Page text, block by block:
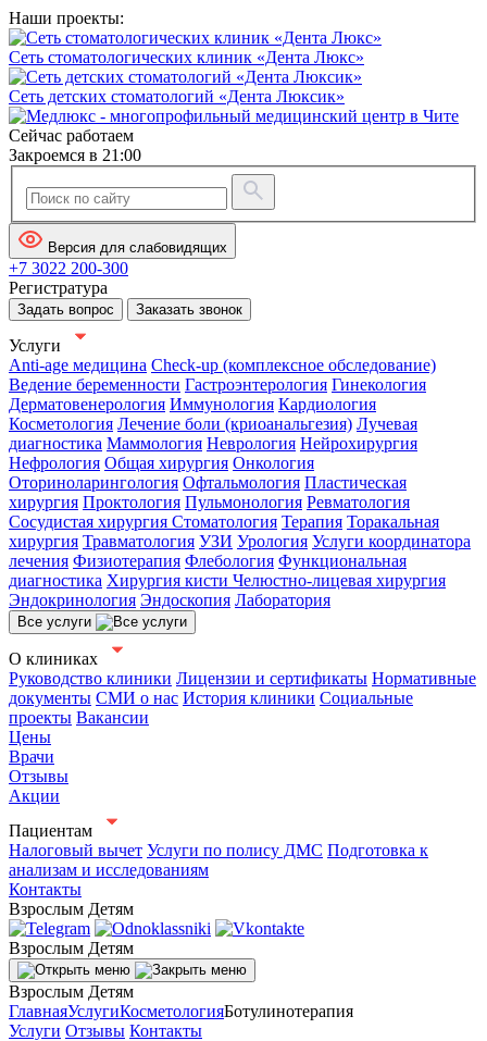
Наши проекты:
Сеть стоматологических клиник «Дента Люкс»
Сеть детских стоматологий «Дента Люксик»
Сейчас работаем
Закроемся в 21:00
Версия для слабовидящих
+7 3022 200-300
Регистратура
Задать вопрос Заказать звонок
Услуги
Anti-age медицина Check-up (комплексное обследование)
Ведение беременности Гастроэнтерология Гинекология
Дерматовенерология Иммунология Кардиология
Косметология Лечение боли (криоанальгезия) Лучевая
диагностика Маммология Неврология Нейрохирургия
Нефрология Общая хирургия Онкология
Оториноларингология Офтальмология Пластическая
хирургия Проктология Пульмонология Ревматология
Сосудистая хирургия Стоматология Терапия Торакальная
хирургия Травматология УЗИ Урология Услуги координатора
лечения Физиотерапия Флебология Функциональная
диагностика Хирургия кисти Челюстно-лицевая хирургия
Эндокринология Эндоскопия Лаборатория
Все услуги
О клиниках
Руководство клиники Лицензии и сертификаты Нормативные
документы СМИ о нас История клиники Социальные
проекты Вакансии
Цены
Врачи
Отзывы
Акции
Пациентам
Налоговый вычет Услуги по полису ДМС Подготовка к
анализам и исследованиям
Контакты
Взрослым Детям
Взрослым Детям
Взрослым Детям
ГлавнаяУслугиКосметологияБотулинотерапия
Услуги Отзывы Контакты